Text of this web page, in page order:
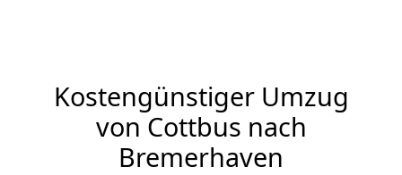
Kostengünstiger Umzug
von Cottbus nach
Bremerhaven